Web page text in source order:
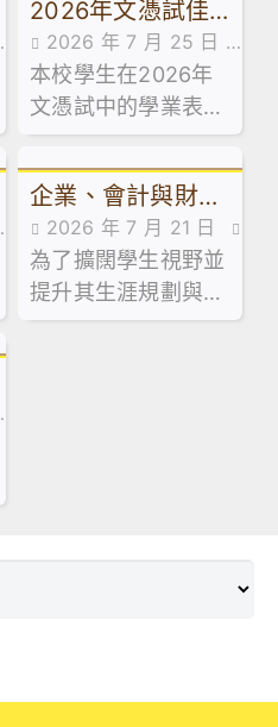
2026年文憑試佳
績：逆風飛翔，展
翅成長！
2026 年 7 月 25 日
最新消息
本校學生在2026年
文憑試中的學業表
現，承接近年持續上
揚的趨勢，保持良好
勢頭，繼續穩中求
進。
企業、會計與財務
概論科及基本商業
科活動：走進維園
市集創業
2026 年 7 月 21 日
活動花絮
為了擴闊學生視野並
提升其生涯規劃與創
業相關能力，本校企